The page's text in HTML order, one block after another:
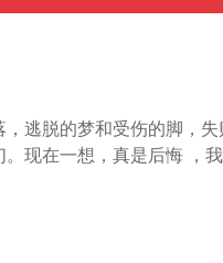
逃脱的梦和受伤的脚，
现在一想，真是后悔 ，